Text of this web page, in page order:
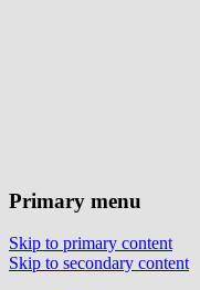
Primary menu
Skip to primary content
Skip to secondary content